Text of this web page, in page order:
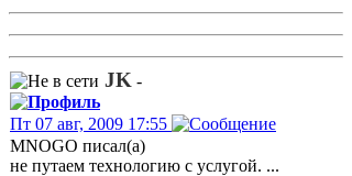
JK -
Пт 07 авг, 2009 17:55
MNOGO писал(а)
не путаем технологию с услугой. ...